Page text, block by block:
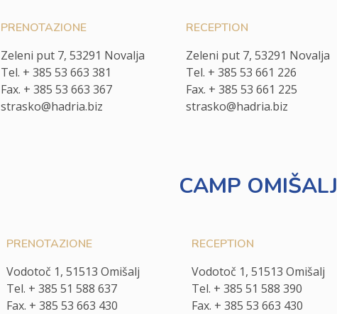
PRENOTAZIONE
Zeleni put 7, 53291 Novalja
Tel. + 385 53 663 381
Fax. + 385 53 663 367
strasko@hadria.biz
RECEPTION
Zeleni put 7, 53291 Novalja
Tel. + 385 53 661 226
Fax. + 385 53 661 225
strasko@hadria.biz
CAMP OMIŠALJ
PRENOTAZIONE
Vodotoč 1, 51513 Omišalj
Tel. + 385 51 588 637
Fax. + 385 53 663 430
RECEPTION
Vodotoč 1, 51513 Omišalj
Tel. + 385 51 588 390
Fax. + 385 53 663 430